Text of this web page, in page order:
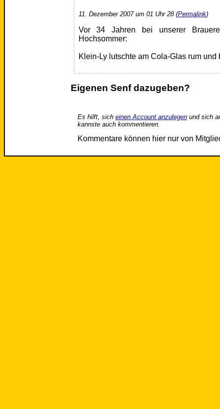
11. Dezember 2007 um 01 Uhr 28 (Permalink)
Vor 34 Jahren bei unserer
Hochsommer:
Klein-Ly lutschte am Cola-Glas rum
Eigenen Senf dazugeben?
Es hilft, sich einen Account anzulegenund sich
kannste auch kommentieren.
Kommentare können hier nur von